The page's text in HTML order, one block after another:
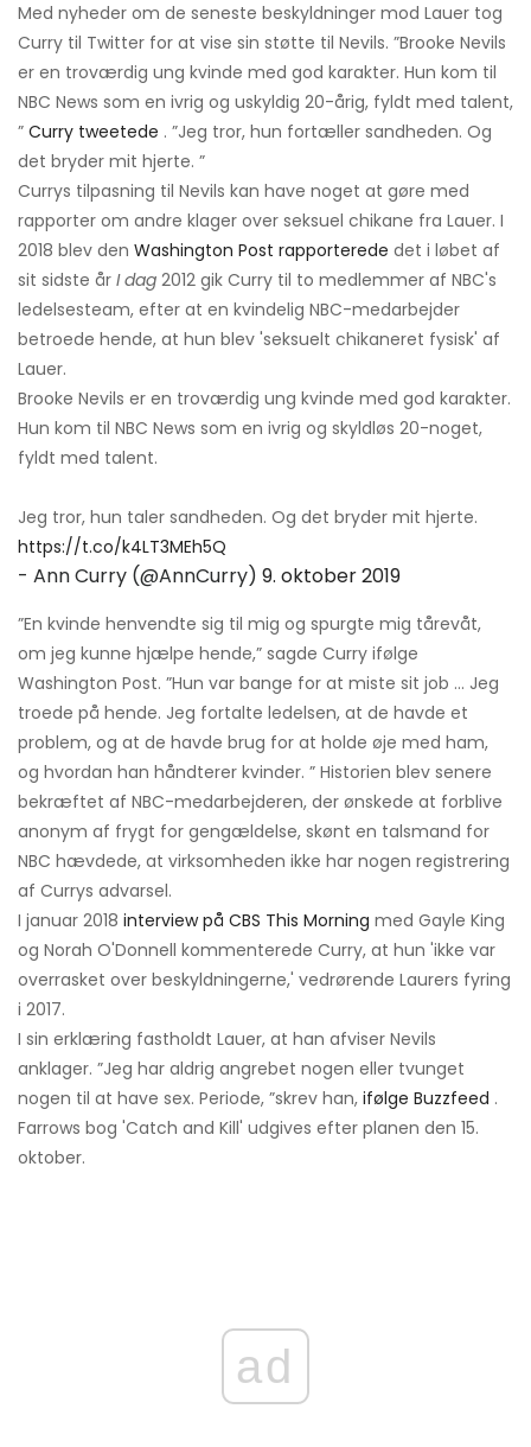
Med nyheder om de seneste beskyldninger mod Lauer tog
Curry til Twitter for at vise sin støtte til Nevils. ”Brooke Nevils
er en troværdig ung kvinde med god karakter. Hun kom til
NBC News som en ivrig og uskyldig 20-årig, fyldt med talent,
” Curry tweetede . ”Jeg tror, ​​hun fortæller sandheden. Og
det bryder mit hjerte. ”
Currys tilpasning til Nevils kan have noget at gøre med
rapporter om andre klager over seksuel chikane fra Lauer. I
2018 blev den Washington Post rapporterede det i løbet af
sit sidste år I dag 2012 gik Curry til to medlemmer af NBC's
ledelsesteam, efter at en kvindelig NBC-medarbejder
betroede hende, at hun blev 'seksuelt chikaneret fysisk' af
Lauer.
Brooke Nevils er en troværdig ung kvinde med god karakter.
Hun kom til NBC News som en ivrig og skyldløs 20-noget,
fyldt med talent.
Jeg tror, ​​hun taler sandheden. Og det bryder mit hjerte.
https://t.co/k4LT3MEh5Q
- Ann Curry (@AnnCurry) 9. oktober 2019
”En kvinde henvendte sig til mig og spurgte mig tårevåt,
om jeg kunne hjælpe hende,” sagde Curry ifølge
Washington Post. ”Hun var bange for at miste sit job ... Jeg
troede på hende. Jeg fortalte ledelsen, at de havde et
problem, og at de havde brug for at holde øje med ham,
og hvordan han håndterer kvinder. ” Historien blev senere
bekræftet af NBC-medarbejderen, der ønskede at forblive
anonym af frygt for gengældelse, skønt en talsmand for
NBC hævdede, at virksomheden ikke har nogen registrering
af Currys advarsel.
I januar 2018 interview på CBS This Morning med Gayle King
og Norah O'Donnell kommenterede Curry, at hun 'ikke var
overrasket over beskyldningerne,' vedrørende Laurers fyring
i 2017.
I sin erklæring fastholdt Lauer, at han afviser Nevils
anklager. ”Jeg har aldrig angrebet nogen eller tvunget
nogen til at have sex. Periode, ”skrev han, ifølge Buzzfeed .
Farrows bog 'Catch and Kill' udgives efter planen den 15.
oktober.
ad